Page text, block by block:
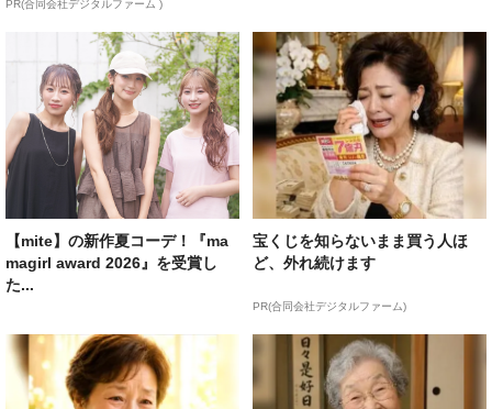
PR(合同会社デジタルファーム )
【mite】の新作夏コーデ！『ma
magirl award 2026』を受賞し
た...
宝くじを知らないまま買う人ほ
ど、外れ続けます
PR(合同会社デジタルファーム)